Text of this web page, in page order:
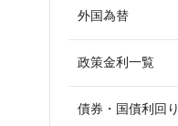
外国為替
政策金利一覧
債券・国債利回り